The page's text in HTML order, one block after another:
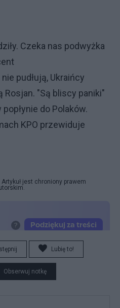
Czeka nas podwyżka
pudłują, Ukraińcy
"Są bliscy paniki"
do Polaków.
KPO przewiduje
jest chroniony prawem
Lubię to!
Obserwuj notkę